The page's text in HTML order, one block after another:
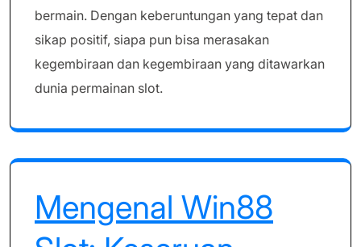
bermain. Dengan keberuntungan yang tepat dan
sikap positif, siapa pun bisa merasakan
kegembiraan dan kegembiraan yang ditawarkan
dunia permainan slot.
Mengenal Win88